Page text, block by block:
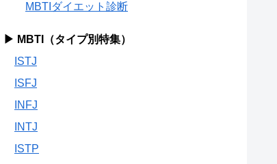
MBTIダイエット診断
▶ MBTI（タイプ別特集）
ISTJ
ISFJ
INFJ
INTJ
ISTP